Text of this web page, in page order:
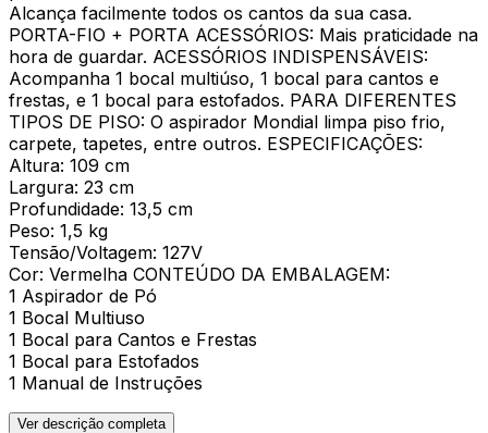
Alcança facilmente todos os cantos da sua casa.
PORTA-FIO + PORTA ACESSÓRIOS: Mais praticidade na
hora de guardar. ACESSÓRIOS INDISPENSÁVEIS:
Acompanha 1 bocal multiúso, 1 bocal para cantos e
frestas, e 1 bocal para estofados. PARA DIFERENTES
TIPOS DE PISO: O aspirador Mondial limpa piso frio,
carpete, tapetes, entre outros. ESPECIFICAÇÕES:
Altura: 109 cm
Largura: 23 cm
Profundidade: 13,5 cm
Peso: 1,5 kg
Tensão/Voltagem: 127V
Cor: Vermelha CONTEÚDO DA EMBALAGEM:
1 Aspirador de Pó
1 Bocal Multiuso
1 Bocal para Cantos e Frestas
1 Bocal para Estofados
1 Manual de Instruções
Ver descrição completa